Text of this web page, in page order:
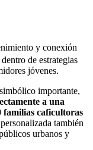
y conexión
de estrategias
jóvenes.
importante,
a una
familias caficultoras
también
urbanos y